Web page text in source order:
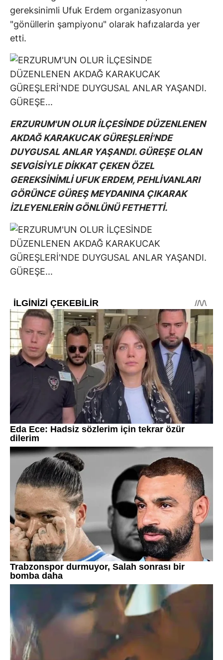
gereksinimli Ufuk Erdem organizasyonun
"gönüllerin şampiyonu" olarak hafızalarda yer
etti.
ERZURUM'UN OLUR İLÇESİNDE DÜZENLENEN
AKDAĞ KARAKUCAK GÜREŞLERİ'NDE
DUYGUSAL ANLAR YAŞANDI. GÜREŞE OLAN
SEVGİSİYLE DİKKAT ÇEKEN ÖZEL
GEREKSİNİMLİ UFUK ERDEM, PEHLİVANLARI
GÖRÜNCE GÜREŞ MEYDANINA ÇIKARAK
İZLEYENLERİN GÖNLÜNÜ FETHETTİ.